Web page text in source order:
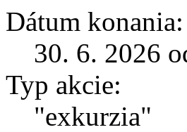
Dátum konania:
30. 6. 2026
Typ akcie:
"exkurzia"